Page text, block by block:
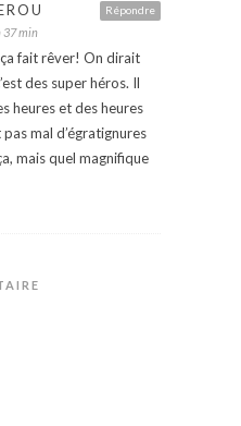
Répondre
37 min
ça fait rêver! On dirait
des super héros. Il
heures et des heures
mal d’égratignures
mais quel magnifique